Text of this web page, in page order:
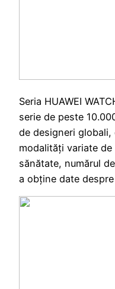
Seria HUAWEI
serie de peste
de designeri
modalități variate
sănătate, numărul
a obține date